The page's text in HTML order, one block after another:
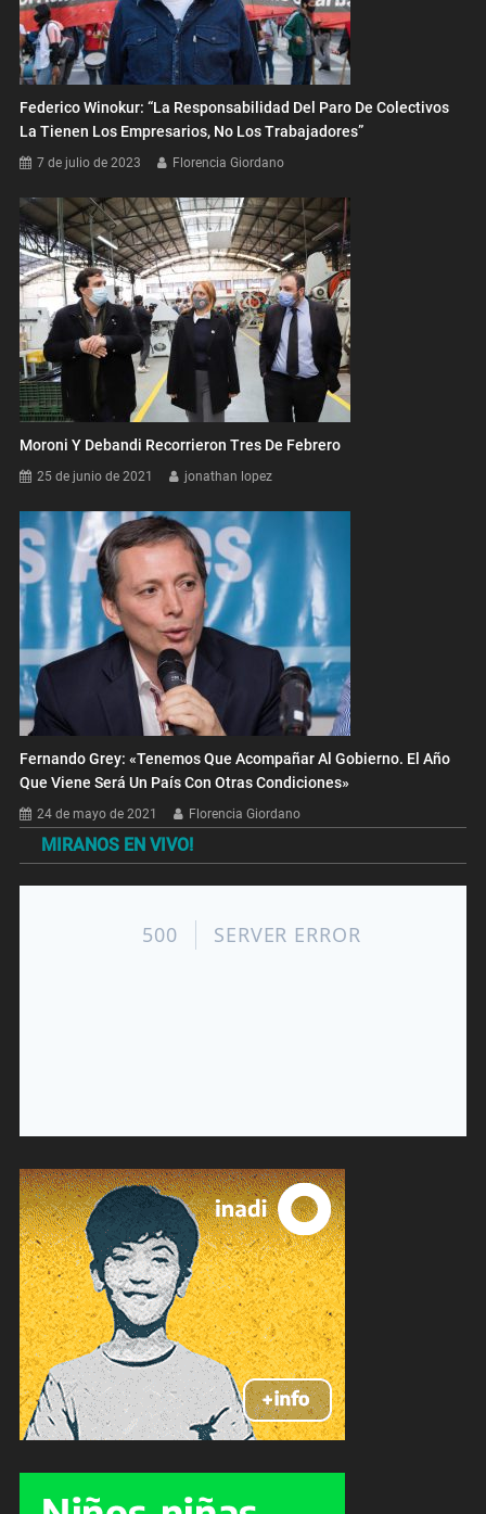
Federico Winokur: “La Responsabilidad Del Paro De Colectivos
La Tienen Los Empresarios, No Los Trabajadores”
7 de julio de 2023 Florencia Giordano
Moroni Y Debandi Recorrieron Tres De Febrero
25 de junio de 2021 jonathan lopez
Fernando Grey: «Tenemos Que Acompañar Al Gobierno. El Año
Que Viene Será Un País Con Otras Condiciones»
24 de mayo de 2021 Florencia Giordano
MIRANOS EN VIVO!